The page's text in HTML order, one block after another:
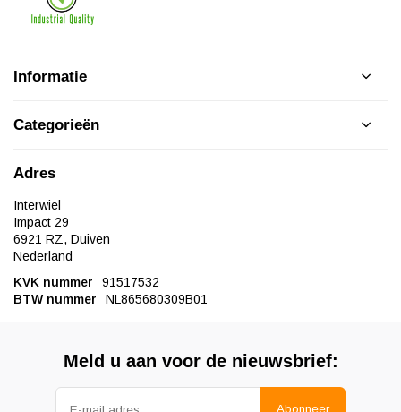
Informatie
Categorieën
Adres
Interwiel
Impact 29
6921 RZ, Duiven
Nederland
KVK nummer
91517532
BTW nummer
NL865680309B01
Meld u aan voor de nieuwsbrief:
Abonneer